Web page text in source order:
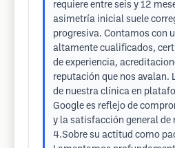
requiere entre seis y 12
asimetría inicial suele
progresiva. Contamos con
altamente cualificados,
de experiencia,
reputación que nos avalan.
de nuestra clínica en
Google es reflejo de
y la satisfacción general de
4.Sobre su actitud como